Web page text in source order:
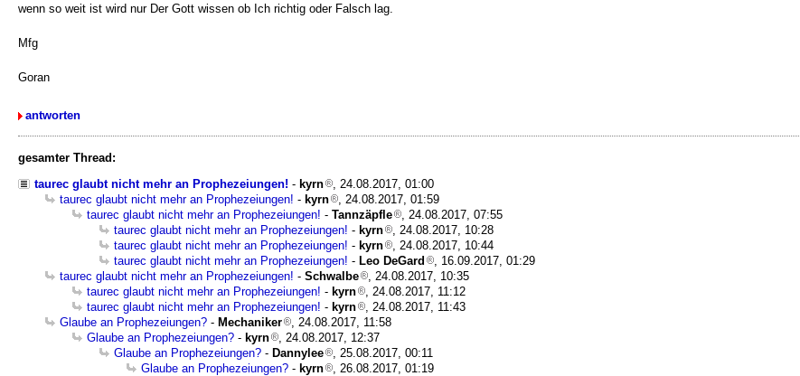
wenn so weit ist wird nur Der Gott wissen ob Ich richtig oder Falsch lag.
Mfg
Goran
antworten
gesamter Thread:
taurec glaubt nicht mehr an Prophezeiungen! - kyrn
, 24.08.2017, 01:00
taurec glaubt nicht mehr an Prophezeiungen! - kyrn
, 24.08.2017, 01:59
taurec glaubt nicht mehr an Prophezeiungen! - Tannzäpfle
, 24.08.2017, 07:55
taurec glaubt nicht mehr an Prophezeiungen! - kyrn
, 24.08.2017, 10:28
taurec glaubt nicht mehr an Prophezeiungen! - kyrn
, 24.08.2017, 10:44
taurec glaubt nicht mehr an Prophezeiungen! - Leo DeGard
, 16.09.2017, 01:29
taurec glaubt nicht mehr an Prophezeiungen! - Schwalbe
, 24.08.2017, 10:35
taurec glaubt nicht mehr an Prophezeiungen! - kyrn
, 24.08.2017, 11:12
taurec glaubt nicht mehr an Prophezeiungen! - kyrn
, 24.08.2017, 11:43
Glaube an Prophezeiungen? - Mechaniker
, 24.08.2017, 11:58
Glaube an Prophezeiungen? - kyrn
, 24.08.2017, 12:37
Glaube an Prophezeiungen? - Dannylee
, 25.08.2017, 00:11
Glaube an Prophezeiungen? - kyrn
, 26.08.2017, 01:19